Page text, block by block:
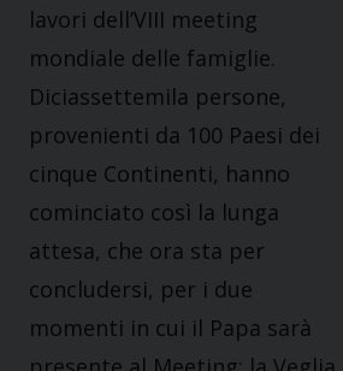
lavori dell’VIII meeting
mondiale delle famiglie.
Diciassettemila persone,
provenienti da 100 Paesi dei
cinque Continenti, hanno
cominciato così la lunga
attesa, che ora sta per
concludersi, per i due
momenti in cui il Papa sarà